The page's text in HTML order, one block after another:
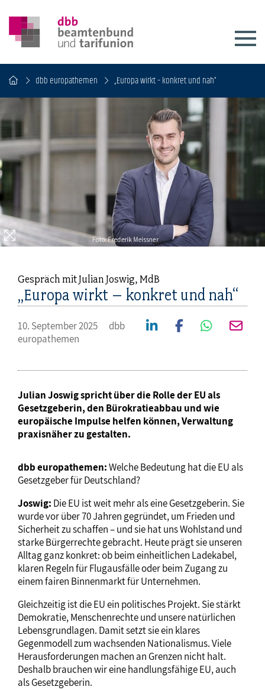
dbb europathemen „Europa wirkt – konkret und nah“
Gespräch mit Julian Joswig, MdB
„Europa wirkt – konkret und nah“
10. September 2025
dbb
europathemen
Julian Joswig spricht über die Rolle der EU als
Gesetzgeberin, den Bürokratieabbau und wie
europäische Impulse helfen können, Verwaltung
praxisnäher zu gestalten.
dbb europathemen:Welche Bedeutung hat die EU als
Gesetzgeber für Deutschland?
Joswig: Die EU ist weit mehr als eine Gesetzgeberin. Sie
wurde vor über 70 Jahren gegründet, um Frieden und
Sicherheit zu schaffen – und sie hat uns Wohlstand und
starke Bürgerrechte gebracht. Heute prägt sie unseren
Alltag ganz konkret: ob beim einheitlichen Ladekabel,
klaren Regeln für Flugausfälle oder beim Zugang zu
einem fairen Binnenmarkt für Unternehmen.
Gleichzeitig ist die EU ein politisches Projekt. Sie stärkt
Demokratie, Menschenrechte und unsere natürlichen
Lebensgrundlagen. Damit setzt sie ein klares
Gegenmodell zum wachsenden Nationalismus. Viele
Herausforderungen machen an Grenzen nicht halt.
Deshalb brauchen wir eine handlungsfähige EU, auch
als Gesetzgeberin.